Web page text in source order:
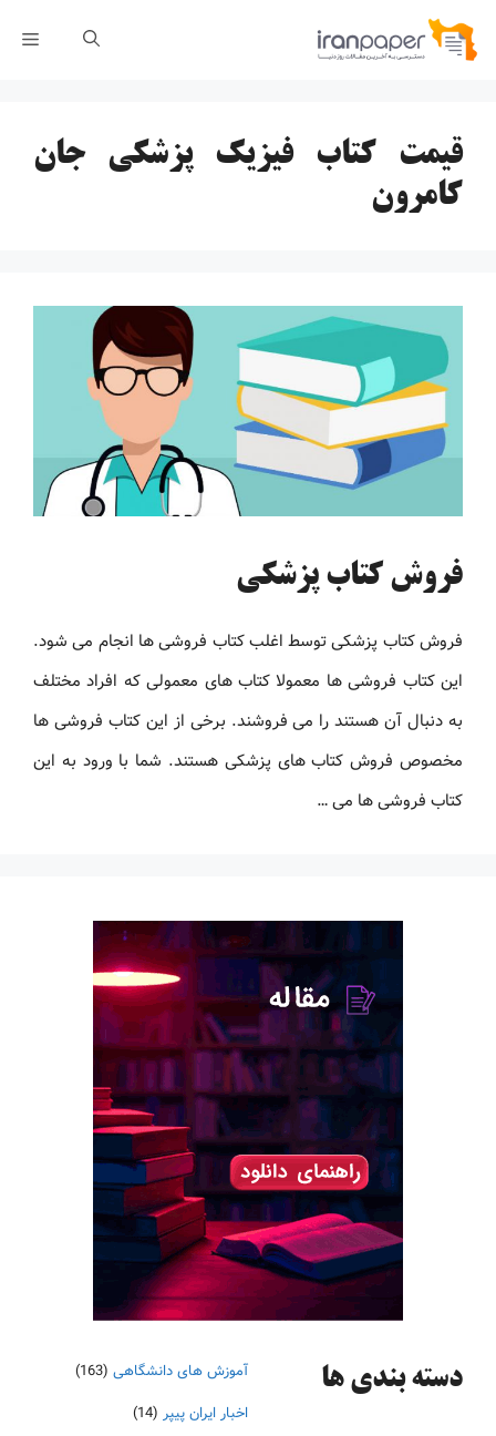
پرش
قیمت کتاب فیزیک پزشکی جان
کامرون
فروش کتاب پزشکی
فروش کتاب پزشکی توسط اغلب کتاب فروشی ها انجام می شود.
این کتاب فروشی ها معمولا کتاب های معمولی که افراد مختلف
به دنبال آن هستند را می فروشند. برخی از این کتاب فروشی ها
مخصوص فروش کتاب های پزشکی هستند. شما با ورود به این
کتاب فروشی ها می …
دسته‌ بندی ها آموزش های دانشگاهی (163)
اخبار ایران پیپر (14)